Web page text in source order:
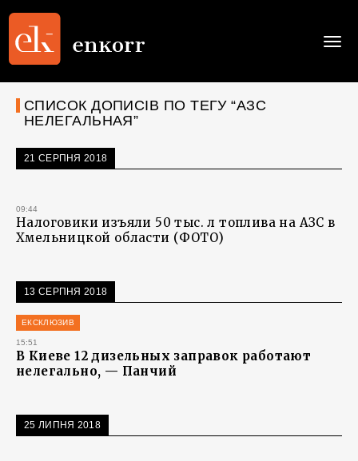
СПИСОК ДОПИСІВ ПО ТЕГУ “АЗС
НЕЛЕГАЛЬНАЯ”
21 СЕРПНЯ 2018
09:44
Налоговики изъяли 50 тыс. л топлива на АЗС в
Хмельницкой области (ФОТО)
13 СЕРПНЯ 2018
ЕКСКЛЮЗИВ
15:51
В Киеве 12 дизельных заправок работают
нелегально, — Панчий
25 ЛИПНЯ 2018